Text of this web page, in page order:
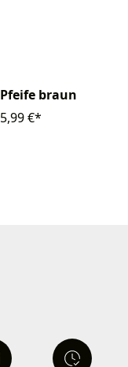
Pfeife braun
5,99 €*